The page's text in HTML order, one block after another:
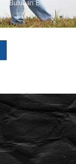
Bulunan Bilgi Al